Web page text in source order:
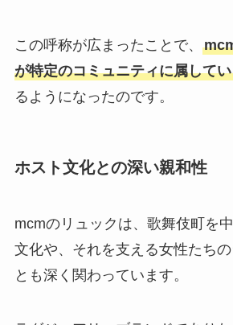
この呼称が広まったことで、
が特定のコミュニティに属して
るようになったのです。
ホスト文化との深い親和性
mcmのリュックは、歌舞伎町を
文化や、それを支える女性たち
とも深く関わっています。